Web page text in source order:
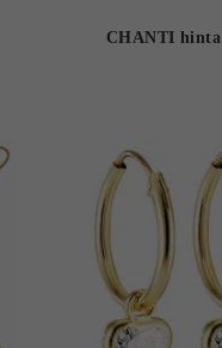
CHANTI hinta